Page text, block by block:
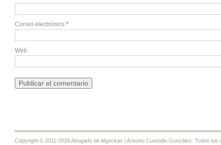
Correo electrónico *
Web
Copyright © 2011-2026 Abogado de Algeciras | Antonio Custodio González. Todos